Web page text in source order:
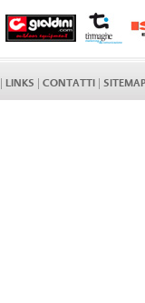
| LINKS | CONTATTI | SITEMAP